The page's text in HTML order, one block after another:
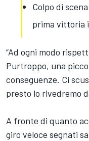
Colpo di
prima vittoria
“Ad ogni modo
Purtroppo, una
conseguenze. Ci
presto lo rivedremo
A fronte di quanto
giro veloce segnati